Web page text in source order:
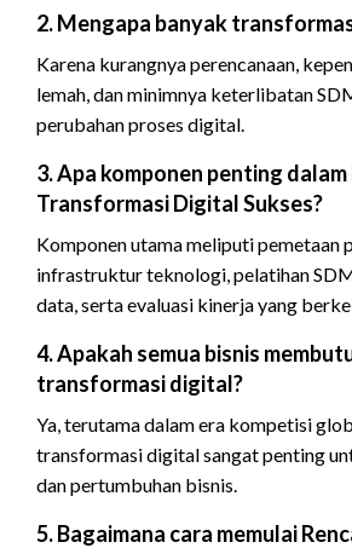
2. Mengapa banyak
Karena kurangnya perencanaan,
lemah, dan minimnya keterlibatan
perubahan proses digital.
3. Apa komponen penting dalam
Transformasi Digital Sukses?
Komponen utama meliputi pemetaan
infrastruktur teknologi, pelatihan
data, serta evaluasi kinerja yang
4. Apakah semua bisnis
transformasi digital?
Ya, terutama dalam era kompetisi
transformasi digital sangat penting
dan pertumbuhan bisnis.
5. Bagaimana cara memulai